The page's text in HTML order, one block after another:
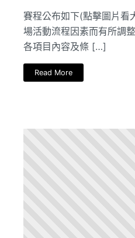
賽程公布如下(點擊圖片看
場活動流程因素而有所調
各項目內容及條 […]
Read More